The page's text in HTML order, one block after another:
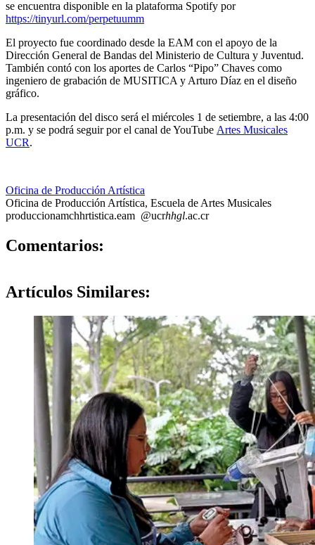
se encuentra disponible en la plataforma Spotify por
https://tinyurl.com/perpetuumm
El proyecto fue coordinado desde la EAM con el apoyo de la
Dirección General de Bandas del Ministerio de Cultura y Juventud.
También contó con los aportes de Carlos “Pipo” Chaves como
ingeniero de grabación de MUSITICA y Arturo Díaz en el diseño
gráfico.
La presentación del disco será el miércoles 1 de setiembre, a las 4:00
p.m. y se podrá seguir por el canal de YouTube Artes Musicales
UCR.
Oficina de Producción Artística
Oficina de Producción Artística, Escuela de Artes Musicales
produccionamchhrtistica.eam @ucrhhgl.ac.cr
Comentarios:
Artículos Similares: